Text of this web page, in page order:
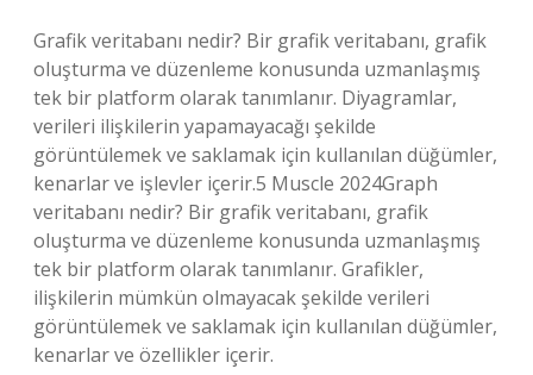
Grafik veritabanı nedir? Bir grafik veritabanı, grafik
oluşturma ve düzenleme konusunda uzmanlaşmış
tek bir platform olarak tanımlanır. Diyagramlar,
verileri ilişkilerin yapamayacağı şekilde
görüntülemek ve saklamak için kullanılan düğümler,
kenarlar ve işlevler içerir.5 Muscle 2024Graph
veritabanı nedir? Bir grafik veritabanı, grafik
oluşturma ve düzenleme konusunda uzmanlaşmış
tek bir platform olarak tanımlanır. Grafikler,
ilişkilerin mümkün olmayacak şekilde verileri
görüntülemek ve saklamak için kullanılan düğümler,
kenarlar ve özellikler içerir.